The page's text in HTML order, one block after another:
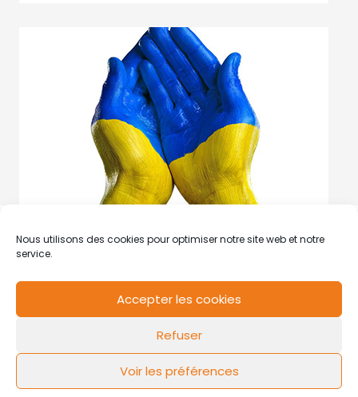
Nous utilisons des cookies pour optimiser notre site web et notre
service.
Accepter les cookies
Refuser
Voir les préférences
Mentions légales Politique de cookies
FLOW44